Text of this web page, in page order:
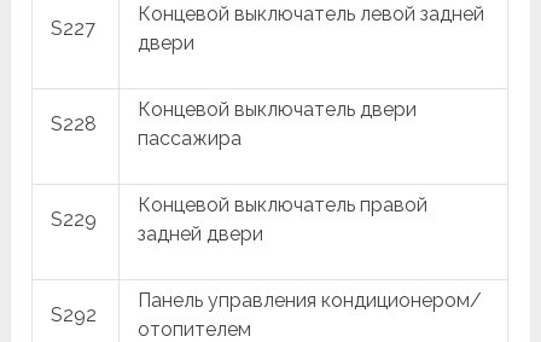
S227
Концевой выключатель левой задней
двери
S228
Концевой выключатель двери
пассажира
S229
Концевой выключатель правой
задней двери
S292
Панель управления кондиционером/
отопителем